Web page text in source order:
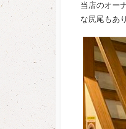
当店のオー
な尻尾もあ